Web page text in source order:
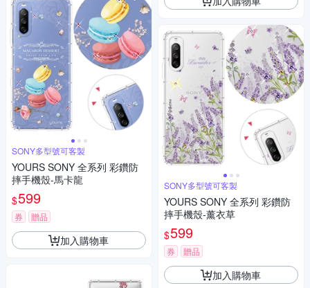
SONY多型號可客製
YOURS SONY 全系列 彩鑽防
摔手機殼-馬卡龍
$599
券 贈品
加入購物車
SONY多型號可客製
YOURS SONY 全系列 彩鑽防
摔手機殼-薰衣草
$599
券 贈品
加入購物車